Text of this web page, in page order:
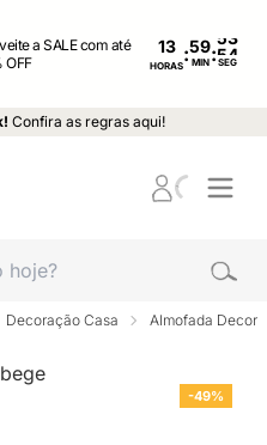
a SALE com até
OFF
13
HORAS: MIN : SEG
Confira as regras aqui!
Decoração Casa Almofada
-49%